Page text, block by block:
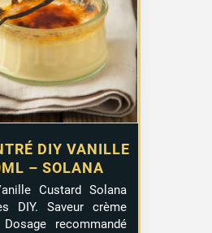
DIY VANILLE
– SOLANA
Custard Solana
DIY. Saveur crème
recommandé